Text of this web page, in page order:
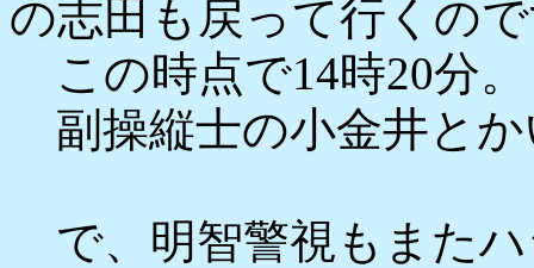
の志田も戻って行くの
この時点で14時20分。
副操縦士の小金井と
で、明智警視もまた